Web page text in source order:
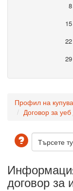
8
15
22
29
Профил на
Договор за
договор за